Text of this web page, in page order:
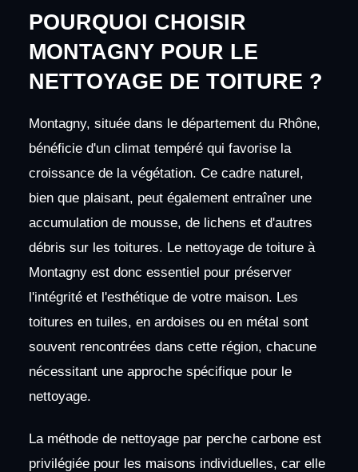
POURQUOI CHOISIR
MONTAGNY POUR LE
NETTOYAGE DE TOITURE ?
Montagny, située dans le département du Rhône,
bénéficie d'un climat tempéré qui favorise la
croissance de la végétation. Ce cadre naturel,
bien que plaisant, peut également entraîner une
accumulation de mousse, de lichens et d'autres
débris sur les toitures. Le nettoyage de toiture à
Montagny est donc essentiel pour préserver
l'intégrité et l'esthétique de votre maison. Les
toitures en tuiles, en ardoises ou en métal sont
souvent rencontrées dans cette région, chacune
nécessitant une approche spécifique pour le
nettoyage.
La méthode de nettoyage par perche carbone est
privilégiée pour les maisons individuelles, car elle